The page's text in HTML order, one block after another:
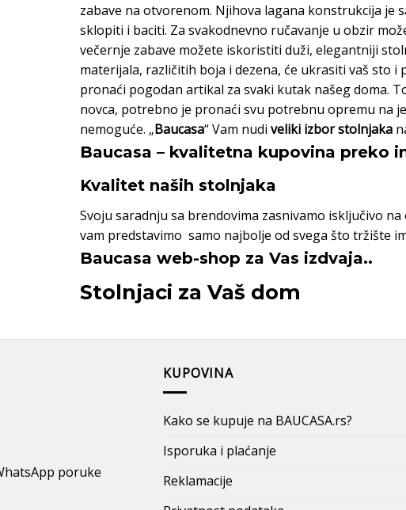
zabave na otvorenom. Njihova lagana konstrukcija je
sklopiti i baciti. Za svakodnevno ručavanje u obzir
večernje zabave možete iskoristiti duži, elegantniji
materijala, različitih boja i dezena, će ukrasiti vaš sto
pronaći pogodan artikal za svaki kutak našeg doma.
novca, potrebno je pronaći svu potrebnu opremu na
nemoguće. „Baucasa“ Vam nudi veliki izbor stolnjaka
Baucasa – kvalitetna kupovina preko
Kvalitet naših stolnjaka
Svoju saradnju sa brendovima zasnivamo isključivo
vam predstavimo samo najbolje od svega što tržište
Baucasa web-shop za Vas izdvaja..
Stolnjaci za Vaš dom
poruke
KUPOVINA
Kako se kupuje na BAUCASA.rs?
Isporuka i plaćanje
Reklamacije